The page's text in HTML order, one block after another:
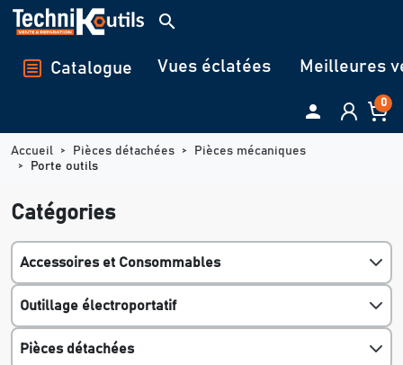
Panneau de gestion des cookies
search
Catalogue Vues éclatées Meilleures
 0
Accueil Pièces détachées
Pièces mécaniques
Porte outils
Catégories
Accessoires et Consommables
Outillage électroportatif
Pièces détachées